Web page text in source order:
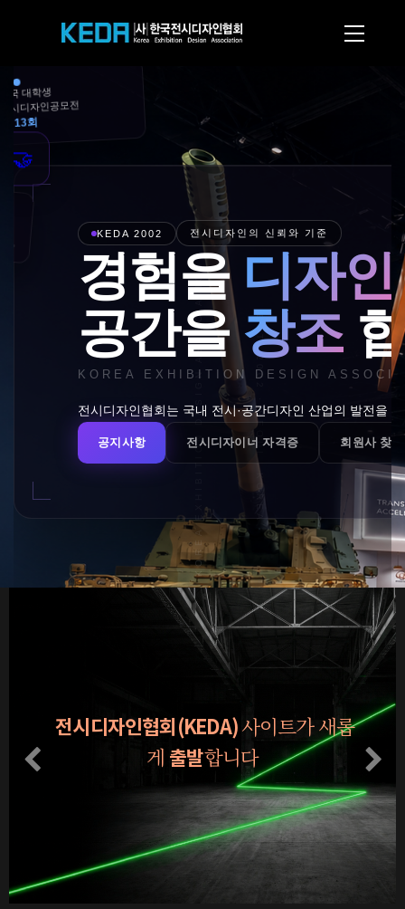
전시디자인협회(KEDA)사이트가 새롭
게 출발합니다
Previous